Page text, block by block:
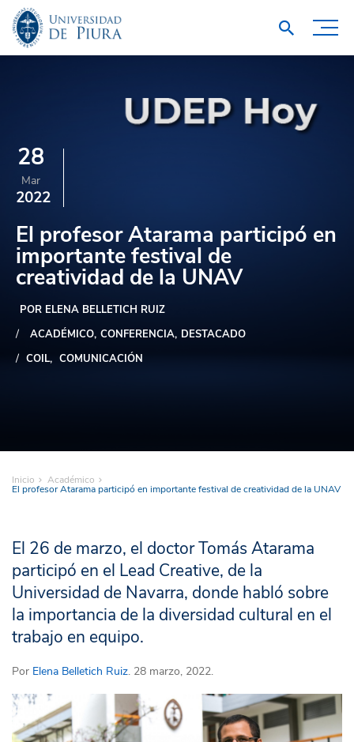
28
Mar
2022
El profesor Atarama participó en
importante festival de
creatividad de la UNAV
POR ELENA BELLETICH RUIZ
ACADÉMICO CONFERENCIA DESTACADO
COIL
COMUNICACIÓN
Inicio Académico
El profesor Atarama participó en importante festival de creatividad de la UNAV
El 26 de marzo, el doctor Tomás Atarama
participó en el Lead Creative, de la
Universidad de Navarra, donde habló sobre
la importancia de la diversidad cultural en el
trabajo en equipo.
Por Elena Belletich Ruiz. 28 marzo, 2022.